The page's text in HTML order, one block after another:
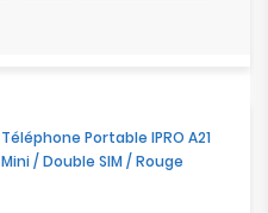
Téléphone Portable IPRO A21
Mini / Double SIM / Rouge